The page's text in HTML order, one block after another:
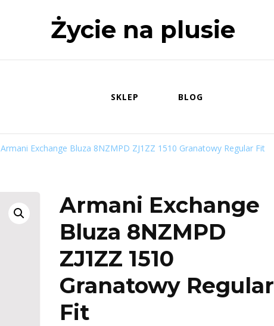
Życie na plusie
SKLEP BLOG
Armani Exchange Bluza 8NZMPD ZJ1ZZ 1510 Granatowy Regular Fit
Armani Exchange
Bluza 8NZMPD
ZJ1ZZ 1510
Granatowy Regular
Fit